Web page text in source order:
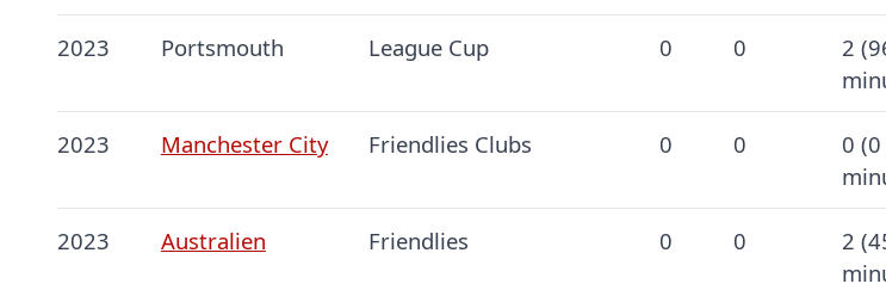
2023 Portsmouth League Cup 0 0
2
2023 Manchester City Friendlies Clubs 0 0
0 (0
2023 Australien Friendlies 0 0
2